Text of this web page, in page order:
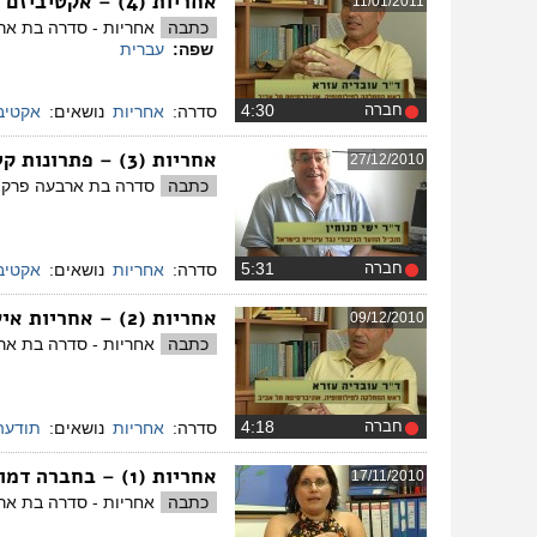
חברה
כתבה
אחריות - סדרה בת
שפה: עברית
סדרה: אחריות נושאים:
27/12/2010
חברה
אחריות (3) – פתרונות קלים
כתבה סדרה בת ארבעה
סדרה: אחריות נושאים:
09/12/2010
חברה
אחריות (2) – אחריות אישית
כתבה אחריות - סדרה בת
סדרה: אחריות נושאים:
17/11/2010 אחריות (1) – בחברה דמוקרטית
כתבה אחריות - סדרה בת